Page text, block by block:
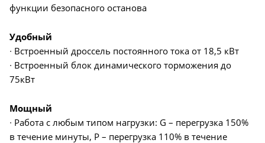
функции безопасного останова
Удобный
∙ Встроенный дроссель постоянного тока от 18,5 кВт
∙ Встроенный блок динамического торможения до
75кВт
Мощный
∙ Работа с любым типом нагрузки: G – перегрузка 150%
в течение минуты, P – перегрузка 110% в течение